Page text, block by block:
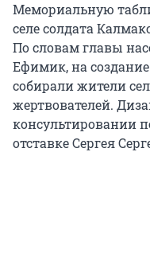
Мемориальную
селе солдата
По словам главы
Ефимик, на
собирали жители
жертвователей.
консультировании
отставке Сергея